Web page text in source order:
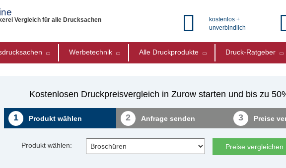
Vergleich für alle Drucksachen
kostenlos +
unverbindlich
Werbetechnik Alle Druckprodukte Druck-Ratgeber
Kostenlosen Druckpreisvergleich in Zurow starten und bis zu
1 Produkt wählen 2 Anfrage senden 3 Preise
Produkt wählen: Preise vergleichen